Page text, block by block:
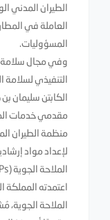
الطيران المدني
العاملة في
المسؤوليات.
وفي مجال سلامة
التنفيذي لسلامة
الكابتن سليمان
مقدمي خدمات
منظمة الطيران
لإعداد مواد
اعتمدته المملكة
الملاحة الجوية،